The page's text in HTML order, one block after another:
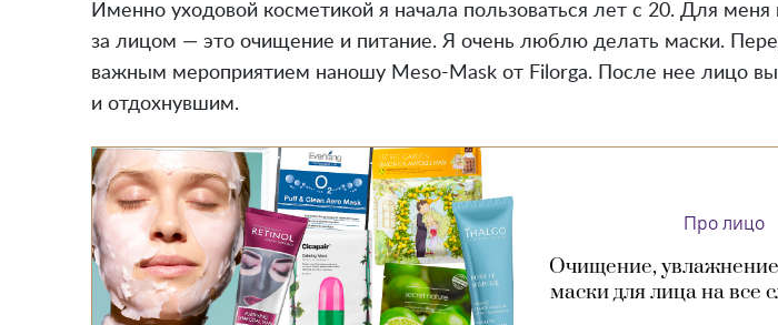
Именно уходовой косметикой я начала пользоваться лет с 20. Для меня
за лицом — это очищение и питание. Я очень люблю делать маски.
важным мероприятием наношу Meso-Mask от Filorga. После нее лицо
и отдохнувшим.
Про лицо
Очищение,
маски для лица на все